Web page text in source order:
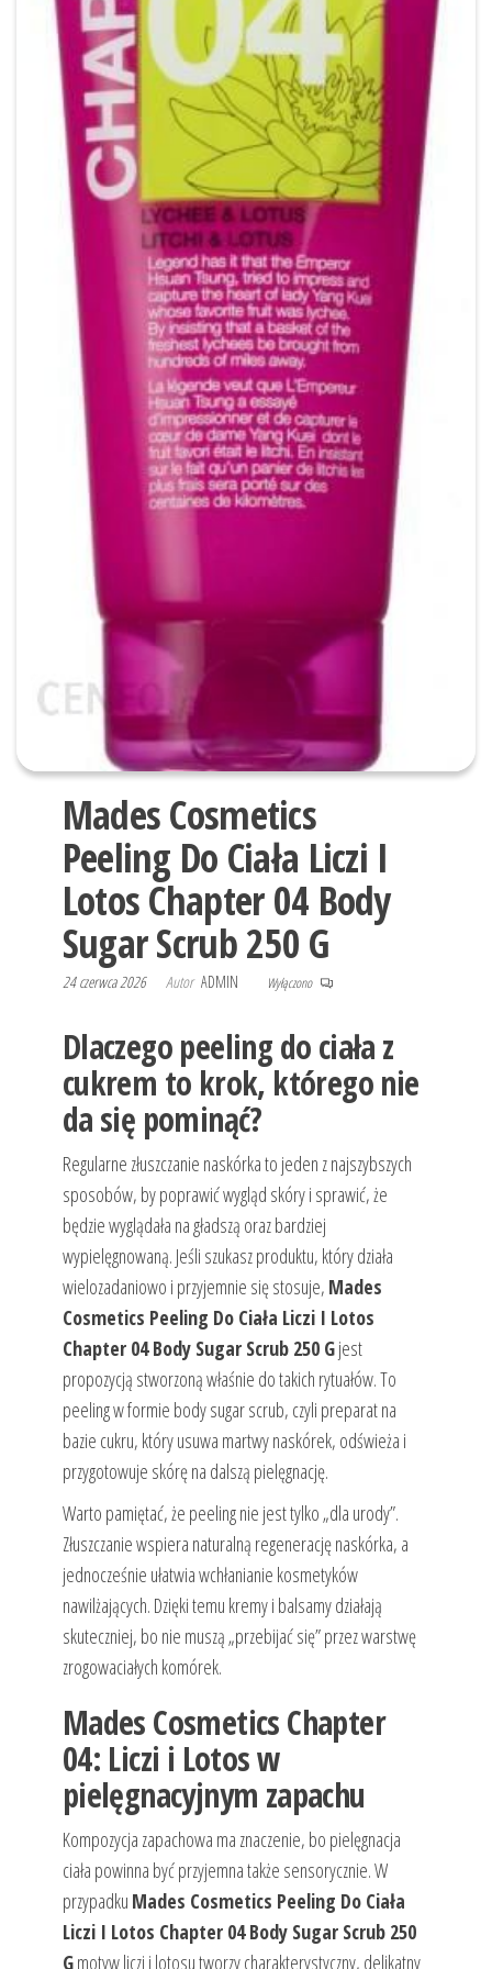
Mades Cosmetics
Peeling Do Ciała Liczi I
Lotos Chapter 04 Body
Sugar Scrub 250 G
24 czerwca 2026 Autor ADMIN Wyłączono
Dlaczego peeling do ciała z
cukrem to krok, którego nie
da się pominąć?
Regularne złuszczanie naskórka to jeden z najszybszych
sposobów, by poprawić wygląd skóry i sprawić, że
będzie wyglądała na gładszą oraz bardziej
wypielęgnowaną. Jeśli szukasz produktu, który działa
wielozadaniowo i przyjemnie się stosuje, Mades
Cosmetics Peeling Do Ciała Liczi I Lotos
Chapter 04 Body Sugar Scrub 250 Gjest
propozycją stworzoną właśnie do takich rytuałów. To
peeling w formie body sugar scrub, czyli preparat na
bazie cukru, który usuwa martwy naskórek, odświeża i
przygotowuje skórę na dalszą pielęgnację.
Warto pamiętać, że peeling nie jest tylko „dla urody”.
Złuszczanie wspiera naturalną regenerację naskórka, a
jednocześnie ułatwia wchłanianie kosmetyków
nawilżających. Dzięki temu kremy i balsamy działają
skuteczniej, bo nie muszą „przebijać się” przez warstwę
zrogowaciałych komórek.
Mades Cosmetics Chapter
04: Liczi i Lotos w
pielęgnacyjnym zapachu
Kompozycja zapachowa ma znaczenie, bo pielęgnacja
ciała powinna być przyjemna także sensorycznie. W
przypadku Mades Cosmetics Peeling Do Ciała
Liczi I Lotos Chapter 04 Body Sugar Scrub 250
Gmotyw liczi i lotosu tworzy charakterystyczny, delikatny